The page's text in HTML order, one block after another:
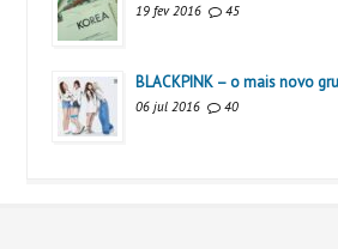
19 fev 2016 45
BLACKPINK – o mais novo
06 jul 2016 40